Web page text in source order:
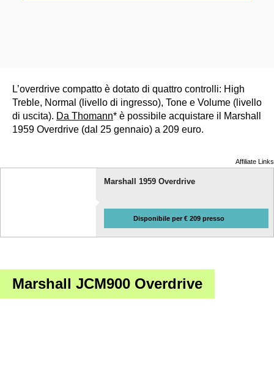
L’overdrive compatto è dotato di quattro controlli: High
Treble, Normal (livello di ingresso), Tone e Volume (livello
di uscita). Da Thomann* è possibile acquistare il Marshall
1959 Overdrive (dal 25 gennaio) a 209 euro.
Affiliate Links
Marshall 1959 Overdrive
Disponibile per € 209 presso
Marshall JCM900 Overdrive